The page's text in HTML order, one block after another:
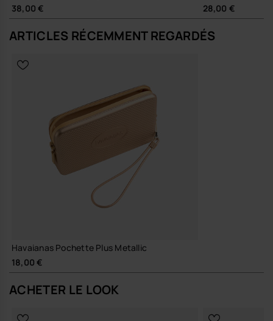
38,00 €
28,00 €
ARTICLES RÉCEMMENT REGARDÉS
Havaianas Pochette Plus Metallic
18,00 €
ACHETER LE LOOK